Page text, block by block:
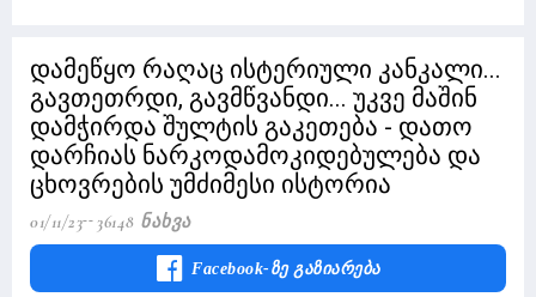
დამეწყო რაღაც ისტერიული კანკალი...
გავთეთრდი, გავმწვანდი... უკვე მაშინ
დამჭირდა შულტის გაკეთება - დათო
დარჩიას ნარკოდამოკიდებულება და
ცხოვრების უმძიმესი ისტორია
01/11/23 36148 Ნახვა
Facebook-Ზე Გაზიარება